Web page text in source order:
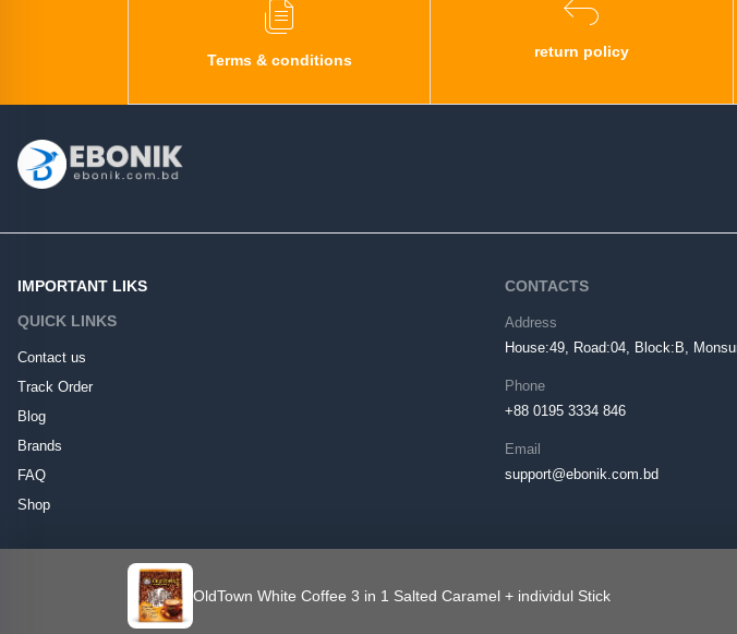
OldTown White Coffee 3 in 1 Salted Caramel + individul Stick
Terms & conditions
return policy
IMPORTANT LIKS
QUICK LINKS
Contact us
Track Order
Blog
Brands
FAQ
Shop
CONTACTS
Address
House:49, Road:04, Block:B,
Phone
+88 0195 3334 846
Email
support@ebonik.com.bd